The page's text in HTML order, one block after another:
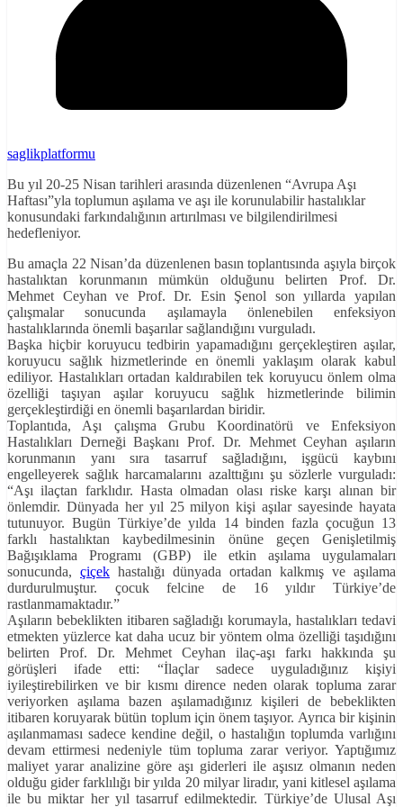
saglikplatformu
Bu yıl 20-25 Nisan tarihleri arasında düzenlenen “Avrupa Aşı
Haftası”yla toplumun aşılama ve aşı ile korunulabilir hastalıklar
konusundaki farkındalığının artırılması ve bilgilendirilmesi
hedefleniyor.
Bu amaçla 22 Nisan’da düzenlenen basın toplantısında aşıyla birçok
hastalıktan korunmanın mümkün olduğunu belirten Prof. Dr.
Mehmet Ceyhan ve Prof. Dr. Esin Şenol son yıllarda yapılan
çalışmalar sonucunda aşılamayla önlenebilen enfeksiyon
hastalıklarında önemli başarılar sağlandığını vurguladı.
Başka hiçbir koruyucu tedbirin yapamadığını gerçekleştiren aşılar,
koruyucu sağlık hizmetlerinde en önemli yaklaşım olarak kabul
ediliyor. Hastalıkları ortadan kaldırabilen tek koruyucu önlem olma
özelliği taşıyan aşılar koruyucu sağlık hizmetlerinde bilimin
gerçekleştirdiği en önemli başarılardan biridir.
Toplantıda, Aşı çalışma Grubu Koordinatörü ve Enfeksiyon
Hastalıkları Derneği Başkanı Prof. Dr. Mehmet Ceyhan aşıların
korunmanın yanı sıra tasarruf sağladığını, işgücü kaybını
engelleyerek sağlık harcamalarını azalttığını şu sözlerle vurguladı:
“Aşı ilaçtan farklıdır. Hasta olmadan olası riske karşı alınan bir
önlemdir. Dünyada her yıl 25 milyon kişi aşılar sayesinde hayata
tutunuyor. Bugün Türkiye’de yılda 14 binden fazla çocuğun 13
farklı hastalıktan kaybedilmesinin önüne geçen Genişletilmiş
Bağışıklama Programı (GBP) ile etkin aşılama uygulamaları
sonucunda, çiçek hastalığı dünyada ortadan kalkmış ve aşılama
durdurulmuştur. çocuk felcine de 16 yıldır Türkiye’de
rastlanmamaktadır.”
Aşıların bebeklikten itibaren sağladığı korumayla, hastalıkları tedavi
etmekten yüzlerce kat daha ucuz bir yöntem olma özelliği taşıdığını
belirten Prof. Dr. Mehmet Ceyhan ilaç-aşı farkı hakkında şu
görüşleri ifade etti: “İlaçlar sadece uyguladığınız kişiyi
iyileştirebilirken ve bir kısmı dirence neden olarak topluma zarar
veriyorken aşılama bazen aşılamadığınız kişileri de bebeklikten
itibaren koruyarak bütün toplum için önem taşıyor. Ayrıca bir kişinin
aşılanmaması sadece kendine değil, o hastalığın toplumda varlığını
devam ettirmesi nedeniyle tüm topluma zarar veriyor. Yaptığımız
maliyet yarar analizine göre aşı giderleri ile aşısız olmanın neden
olduğu gider farklılığı bir yılda 20 milyar liradır, yani kitlesel aşılama
ile bu miktar her yıl tasarruf edilmektedir. Türkiye’de Ulusal Aşı